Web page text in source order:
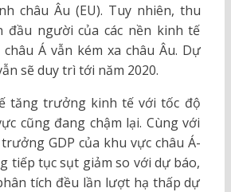
châu Âu (EU). Tuy nhiên, thu
đầu người của các nền kinh tế
Á vẫn kém xa châu Âu. Dự
sẽ duy trì tới năm 2020.
tăng trưởng kinh tế với tốc độ
cũng đang chậm lại. Cùng với
GDP của khu vực châu Á-
tiếp tục sụt giảm so với dự báo,
tích đều lần lượt hạ thấp dự